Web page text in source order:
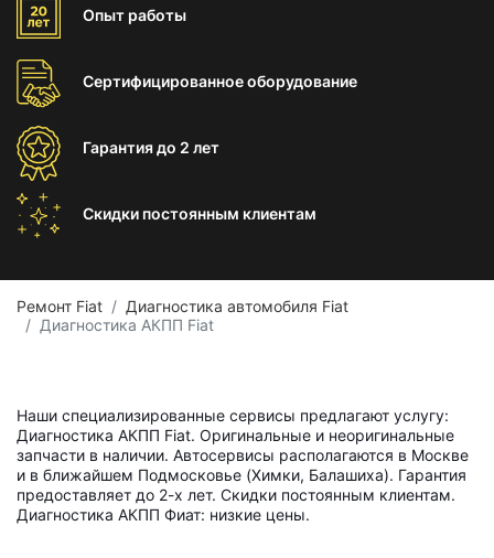
Опыт работы
Сертифицированноеоборудование
Гарантиядо 2 лет
Скидки постоянным клиентам
Ремонт Fiat
Диагностика автомобиля Fiat
Диагностика АКПП Fiat
Наши специализированные сервисы предлагают услугу:
Диагностика АКПП Fiat. Оригинальные и неоригинальные
запчасти в наличии. Автосервисы располагаются в Москве
и в ближайшем Подмосковье (Химки, Балашиха). Гарантия
предоставляет до 2-х лет. Скидки постоянным клиентам.
Диагностика АКПП Фиат: низкие цены.